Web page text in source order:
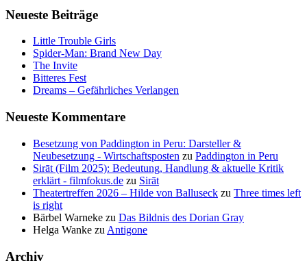
Neueste Beiträge
Little Trouble Girls
Spider-Man: Brand New Day
The Invite
Bitteres Fest
Dreams – Gefährliches Verlangen
Neueste Kommentare
Besetzung von Paddington in Peru: Darsteller &
Neubesetzung - Wirtschaftsposten zu Paddington in Peru
Sirāt (Film 2025): Bedeutung, Handlung & aktuelle Kritik
erklärt - filmfokus.de zu Sirāt
Theatertreffen 2026 – Hilde von Balluseck zu Three times left
is right
Bärbel Warneke zu Das Bildnis des Dorian Gray
Helga Wanke zu Antigone
Archiv